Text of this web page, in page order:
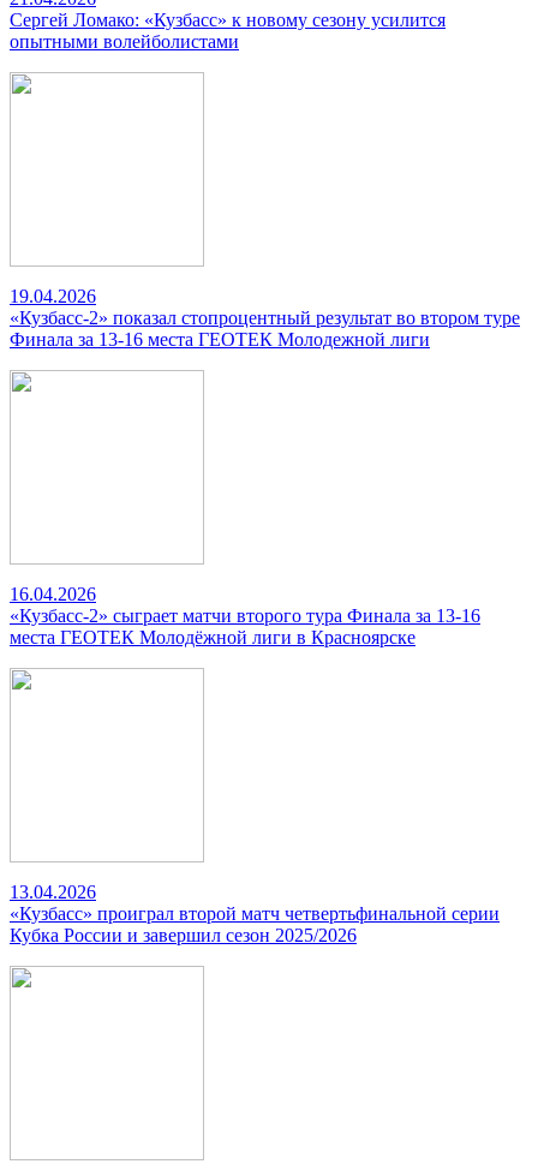
Сергей Ломако: «Кузбасс» к новому сезону усилится
опытными волейболистами
19.04.2026
«Кузбасс-2» показал стопроцентный результат во втором туре
Финала за 13-16 места ГЕОТЕК Молодежной лиги
16.04.2026
«Кузбасс-2» сыграет матчи второго тура Финала за 13-16
места ГЕОТЕК Молодёжной лиги в Красноярске
13.04.2026
«Кузбасс» проиграл второй матч четвертьфинальной серии
Кубка России и завершил сезон 2025/2026